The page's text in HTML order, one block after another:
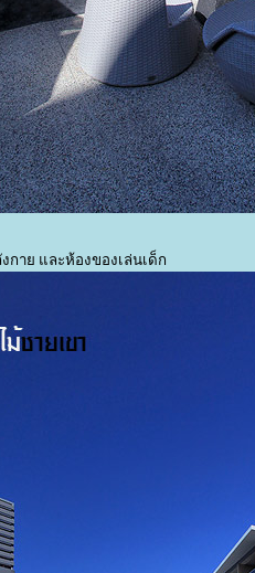
กาย และห้องของเล่นเด็ก